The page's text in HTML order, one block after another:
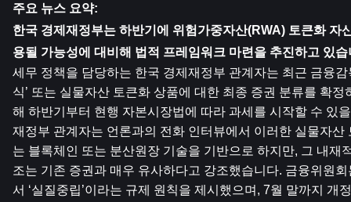
주요 뉴스 요약:
한국 경제재정부는 하반기에 위험가중자산(RWA) 토큰화 자
용될 가능성에 대비해 법적 프레임워크 마련을 추진하고 있습
세무 정책을 담당하는 한국 경제재정부 관계자는 최근 금융감
식’ 또는 실물자산 토큰화 상품에 대한 최종 증권 분류를 확
해 하반기부터 현행 자본시장법에 따라 과세를 시작할 수 있
재정부 관계자는 언론과의 전화 인터뷰에서 이러한 실물자산
는 블록체인 또는 분산원장 기술을 기반으로 하지만, 그 내재
조는 기존 증권과 매우 유사하다고 강조했습니다. 금융위원
서 ‘실질중립’이라는 규제 원칙을 제시했으며, 7월 말까지 개